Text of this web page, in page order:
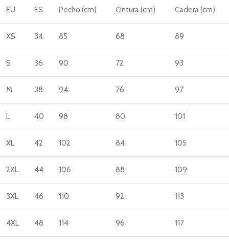
EU ES Pecho (cm) Cintura (cm) Cadera (cm)
XS 34 85 68 89
S 36 90 72 93
M 38 94 76 97
L 40 98 80 101
XL 42 102 84 105
2XL 44 106 88 109
3XL 46 110 92 113
4XL 48 114 96 117